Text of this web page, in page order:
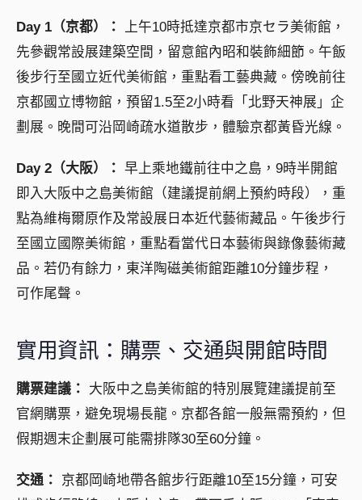
Day 1（京都）：
上午10時抵達京都市京セラ美術館，
先參觀常設展建築空間，留意館內昭和裝飾細節。午飯
後步行至國立近代美術館，重點看工藝典藏。傍晚前往
京都國立博物館，預留1.5至2小時看「北野天神展」企
劃展。晚間可沿岡崎疏水道散步，體驗京都黃昏光線。
Day 2（大阪）： 早上乘地鐵前往中之島，9時半開館
即入大阪中之島美術館（建議提前網上預約時段），重
點為維梅爾原作及常設展日本近代藝術藏品。午後步行
至國立國際美術館，重點看當代日本藝術與錄像藝術藏
品。若仍有餘力，東洋陶磁美術館距離10分鐘步程，
可作尾聲。
實用資訊：購票、交通與開館時間
購票建議：
大阪中之島美術館的特別展覽建議提前至
官網購票，避免現場長龍。京都各館一般無需預約，但
假期週末企劃展可能需排隊30至60分鐘。
交通：
京都岡崎地帶各館步行距離10至15分鐘，可安